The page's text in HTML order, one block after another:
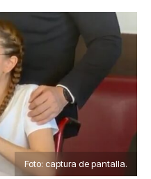
Foto: captura de pantalla.